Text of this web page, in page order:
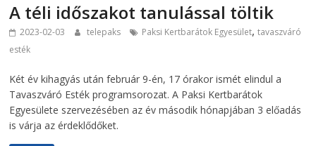
A téli időszakot tanulással töltik
2023-02-03 telepaks Paksi Kertbarátok Egyesület,tavaszváró
esték
Két év kihagyás után február 9-én, 17 órakor ismét elindul a
Tavaszváró Esték programsorozat. A Paksi Kertbarátok
Egyesülete szervezésében az év második hónapjában 3 előadás
is várja az érdeklődőket.